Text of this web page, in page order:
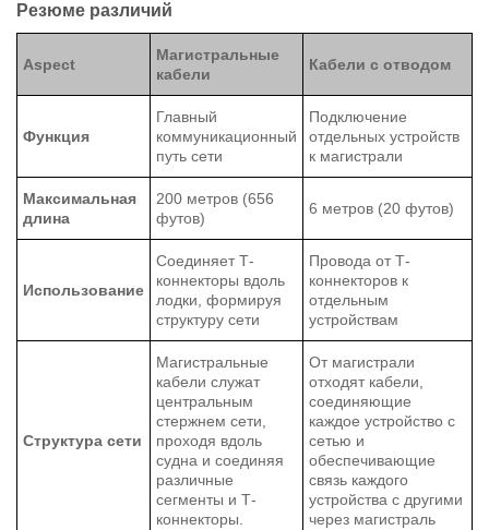
Резюме различий
Aspect
Магистральные
кабели
Кабели с отводом
Функция
Главный
коммуникационный
путь сети
Подключение
отдельных устройств
к магистрали
Максимальная
длина
200 метров (656
футов)
6 метров (20 футов)
Использование
Соединяет Т-
коннекторы вдоль
лодки, формируя
структуру сети
Провода от Т-
коннекторов к
отдельным
устройствам
Структура сети
Магистральные
кабели служат
центральным
стержнем сети,
проходя вдоль
судна и соединяя
различные
сегменты и Т-
коннекторы.
От магистрали
отходят кабели,
соединяющие
каждое устройство с
сетью и
обеспечивающие
связь каждого
устройства с другими
через магистраль